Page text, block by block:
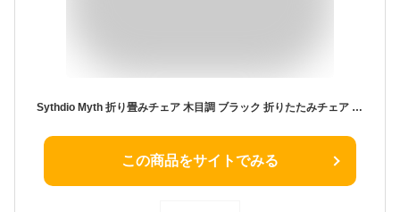
Sythdio Myth 折り畳みチェア 木目調 ブラック 折りたたみチェア 椅子 コンパクト 省スペース 組み立て不要 来客用 folding chair 軽量 収納便利 コンパクト おしゃれ シンプル イス インテリア (ブラック-2脚のいす)
この商品をサイトでみる